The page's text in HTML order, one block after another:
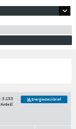
3.153
)
Energiesteckbrief